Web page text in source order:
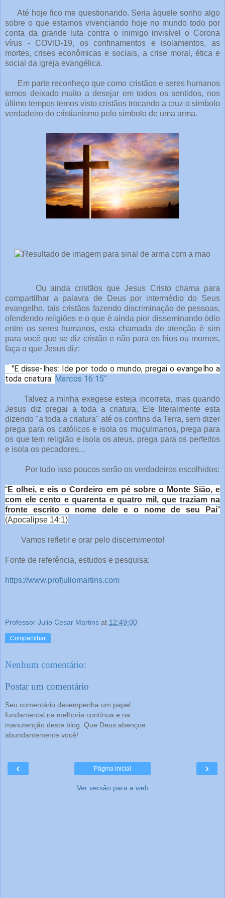
Até hoje fico me questionando. Seria àquele sonho algo
sobre o que estamos vivenciando hoje no mundo todo por
conta da grande luta contra o inimigo invisível o Corona
vírus - COVID-19, os confinamentos e isolamentos, as
mortes, crises econômicas e sociais, a crise moral, ética e
social da igreja evangélica.
Em parte reconheço que como cristãos e seres humanos
temos deixado muito a desejar em todos os sentidos, nos
último tempos temos visto cristãos trocando a cruz o simbolo
verdadeiro do cristianismo pelo simbolo de uma arma.
Ou ainda cristãos que Jesus Cristo chama para
compartilhar a palavra de Deus por intermédio do Seus
evangelho, tais cristãos fazendo discriminação de pessoas,
ofendendo religiões e o que é ainda pior disseminando ódio
entre os seres humanos, esta chamada de atenção é sim
para você que se diz cristão e não para os frios ou mornos,
faça o que Jesus diz:
"E disse-lhes: Ide por todo o mundo, pregai o evangelho a
toda criatura. Marcos 16:15"
Talvez a minha exegese esteja incorreta, mas quando
Jesus diz pregai a toda a criatura, Ele literalmente esta
dizendo "a toda a criatura" até os confins da Terra, sem dizer
prega para os católicos e isola os muçulmanos, prega para
os que tem religião e isola os ateus, prega para os perfeitos
e isola os pecadores...
Por tudo isso poucos serão os verdadeiros escolhidos:
“E olhei, e eis o Cordeiro em pé sobre o Monte Sião, e
com ele cento e quarenta e quatro mil, que traziam na
fronte escrito o nome dele e o nome de seu Pai”
(Apocalipse 14:1)
Vamos refletir e orar pelo discernimento!
Fonte de referência, estudos e pesquisa:
https://www.profjuliomartins.com
Professor Julio Cesar Martins at 12:49:00
Compartilhar
Nenhum comentário:
Postar um comentário
Seu comentário desempenha um papel
fundamental na melhoria contínua e na
manutenção deste blog. Que Deus abençoe
abundantemente você!
‹ ›
Página inicial
Ver versão para a web